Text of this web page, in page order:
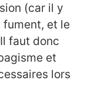
(car il y
fument, et le
faut donc
et
lors